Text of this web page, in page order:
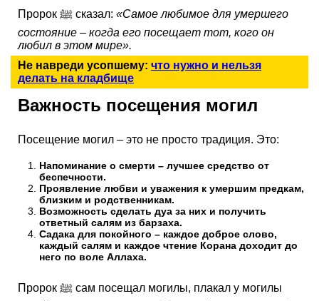
Пророк ﷺ сказал: «Самое любимое для умершего
состояние – когда его посещает тот, кого он
любил в этом мире».
Не навреди усопшему: что нужно и нельзя
делать на кладбище
Важность посещения могил
Посещение могил – это не просто традиция. Это:
Напоминание о смерти – лучшее средство от
беспечности.
Проявление любви и уважения к умершим предкам,
близким и родственникам.
Возможность сделать дуа за них и получить
ответный салям из барзаха.
Садака для покойного – каждое доброе слово,
каждый салям и каждое чтение Корана доходит до
него по воле Аллаха.
Пророк ﷺ сам посещал могилы, плакал у могилы